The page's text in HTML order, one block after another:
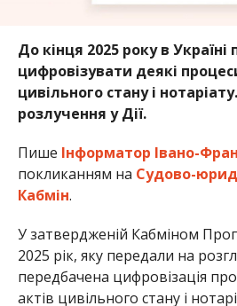
До кінця 2025 року в
цифровізувати деякі
цивільного стану і
розлучення у Дії.
Пише Інформатор Івано-
покликанням на Судово-
Кабмін.
У затвердженій Кабміном
2025 рік, яку передали на
передбачена цифровізація
актів цивільного стану і